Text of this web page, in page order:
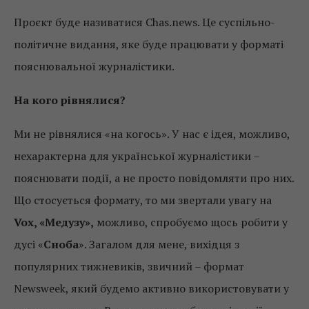
Проєкт буде називатися Chas.news. Це суспільно-
політичне видання, яке буде працювати у форматі
пояснювальної журналістики.
На кого рівнялися?
Ми не рівнялися «на когось». У нас є ідея, можливо,
нехарактерна для української журналістики –
пояснювати події, а не просто повідомляти про них.
Що стосується формату, то ми звертали увагу на
Vox, «Медузу», можливо, спробуємо щось робити у
дусі «Сноба». Загалом для мене, вихідця з
популярних тижневиків, звичний – формат
Newsweek, який будемо активно використовувати у